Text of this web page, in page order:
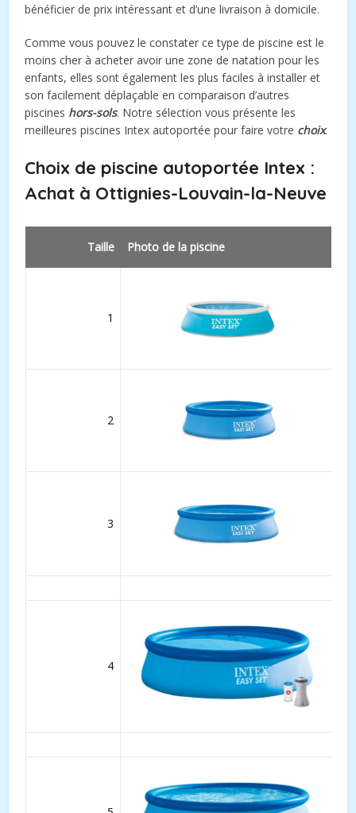
bénéficier de prix intéressant et d’une livraison à domicile.
Comme vous pouvez le constater ce type de piscine est le
moins cher à acheter avoir une zone de natation pour les
enfants, elles sont également les plus faciles à installer et
son facilement déplaçable en comparaison d’autres
piscines hors-sols. Notre sélection vous présente les
meilleures piscines Intex autoportée pour faire votre choix.
Choix de piscine autoportée Intex :
Achat à Ottignies-Louvain-la-Neuve
Taille Photo de la piscine
1
2
3
4